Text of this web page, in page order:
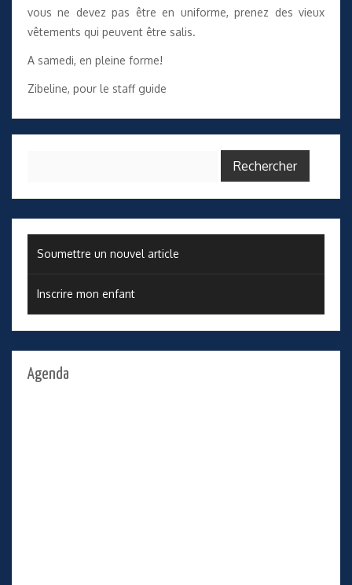
vous ne devez pas être en uniforme, prenez des vieux
vêtements qui peuvent être salis.
A samedi, en pleine forme!
Zibeline, pour le staff guide
Soumettre un nouvel article
Inscrire mon enfant
Agenda